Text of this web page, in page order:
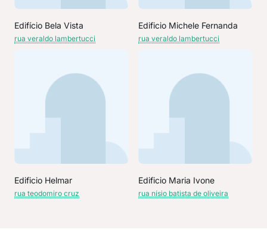
Edifício Bela Vista
rua veraldo lambertucci
Edificio Michele Fernanda
rua veraldo lambertucci
Edificio Helmar
rua teodomiro cruz
Edificio Maria Ivone
rua nísio batista de oliveira